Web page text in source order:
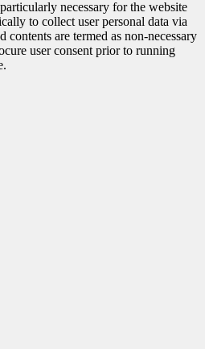
necessary for the website
to collect user personal data via
contents are termed as non-necessary
user consent prior to running